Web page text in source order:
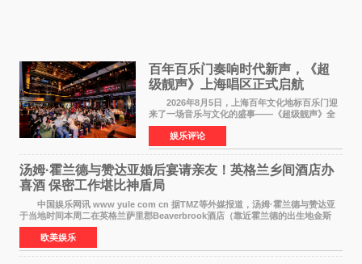
百年百乐门奏响时代新声，《超
级靓声》上海唱区正式启航
2026年8月5日，上海百年文化地标百乐门迎
来了一场音乐与文化的盛事——《超级靓声》全
国励志音乐公益节目上海唱区新闻发布会暨启动
仪式在此隆重举行。各界领导、嘉宾与媒体朋友
齐聚一堂，共同
娱乐评论
汤姆·霍兰德与赞达亚婚后宴请亲友！英格兰乡间酒店办
喜酒 保密工作堪比神盾局
中国娱乐网讯 www yule com cn 据TMZ等外媒报道，汤姆·霍兰德与赞达亚
于当地时间本周二在英格兰萨里郡Beaverbrook酒店（靠近霍兰德的出生地金斯
顿）举办婚宴，邀请家人与朋友们喝喜酒，庆祝
欧美娱乐